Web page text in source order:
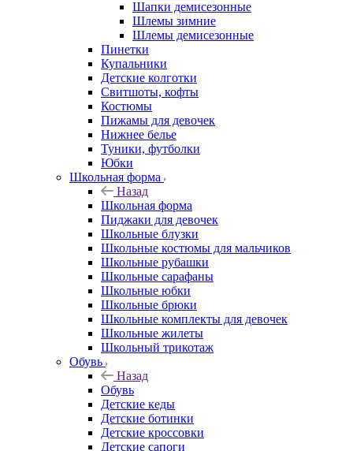
Шапки демисезонные
Шлемы зимние
Шлемы демисезонные
Пинетки
Купальники
Детские колготки
Свитшоты, кофты
Костюмы
Пижамы для девочек
Нижнее белье
Туники, футболки
Юбки
Школьная форма
Назад
Школьная форма
Пиджаки для девочек
Школьные блузки
Школьные костюмы для мальчиков
Школьные рубашки
Школьные сарафаны
Школьные юбки
Школьные брюки
Школьные комплекты для девочек
Школьные жилеты
Школьный трикотаж
Обувь
Назад
Обувь
Детские кеды
Детские ботинки
Детские кроссовки
Детские сапоги